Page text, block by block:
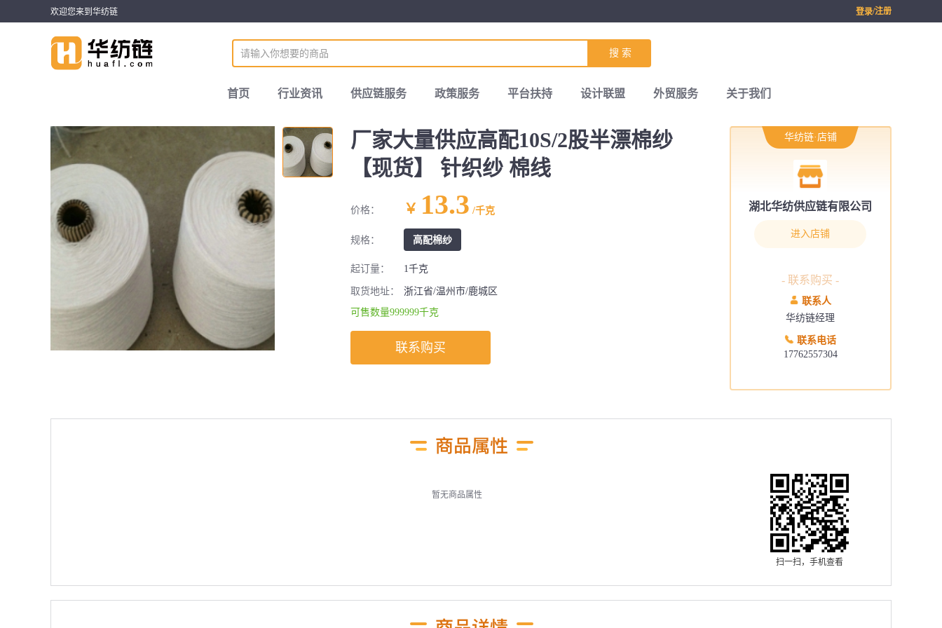
欢迎您来到华纺链 登录/注册
搜 索
首页 行业资讯 供应链服务 政策服务 平台扶持 设计联盟 外贸服务 关于我们
厂家大量供应高配10S/2股半漂棉纱
【现货】 针织纱 棉线
价格： ￥ 13.3 /千克
规格： 高配棉纱
起订量： 1千克
取货地址：
浙江省/温州市/鹿城区
可售数量999999千克
联系购买
华纺链·店铺
湖北华纺供应链有限公司
进入店铺
- 联系购买 -
联系人
华纺链经理
联系电话
17762557304
暂无商品属性
扫一扫，手机查看